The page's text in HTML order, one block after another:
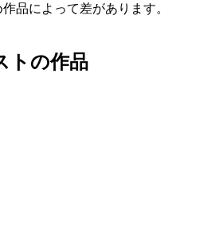
品によって差があります。
トの作品